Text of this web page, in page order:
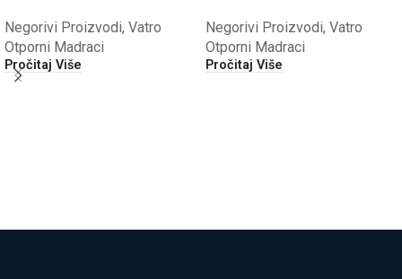
Negorivi Proizvodi, Vatro
Otporni Madraci
Pročitaj Više
Negorivi Proizvodi, Vatro
Otporni Madraci
Pročitaj Više